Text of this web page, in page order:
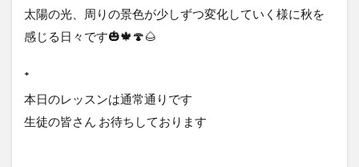
太陽の光、周りの景色が少しずつ変化していく様に秋を
感じる日々です🎃🍁🍄🌰
*
本日のレッスンは通常通りです
生徒の皆さん お待ちしております